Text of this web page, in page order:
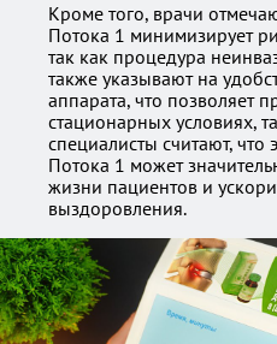
Кроме того, врачи
Потока 1 минимизирует
так как процедура
также указывают на
аппарата, что позволяет
стационарных условиях,
специалисты считают,
Потока 1 может
жизни пациентов и
выздоровления.